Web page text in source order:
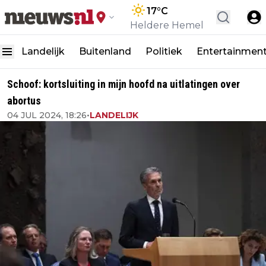
17°C
Heldere Hemel
Landelijk Buitenland Politiek
Schoof: kortsluiting in mijn hoofd na uitlatingen over
abortus
04 JUL 2024, 18:26•LANDELIJK